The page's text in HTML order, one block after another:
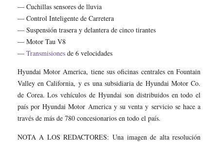
— Cuchillas sensores de lluvia
— Control Inteligente de Carretera
— Suspensión trasera y delantera de cinco tirantes
— Motor Tau V8
— Transmisiones de 6 velocidades
Hyundai Motor America, tiene sus oficinas centrales en Fountain
Valley en California, y es una subsidiaria de Hyundai Motor Co.
de Corea. Los vehículos de Hyundai son distribuidos en todo el
país por Hyundai Motor America y su venta y servicio se hace a
través de más de 780 concesionarios en todo el país.
NOTA A LOS REDACTORES: Una imagen de alta resolución